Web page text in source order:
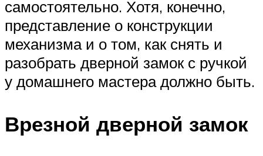
самостоятельно. Хотя, конечно,
представление о конструкции
механизма и о том, как снять и
разобрать дверной замок с ручкой
у домашнего мастера должно быть.
Врезной дверной замок